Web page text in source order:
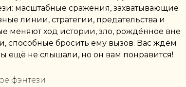
масштабные сражения, захватывающие
линии, стратегии, предательства и
меняют ход истории, зло, рождённое вне
способные бросить ему вызов. Вас ждём
ещё не слышали, но он вам понравится!
фэнтези